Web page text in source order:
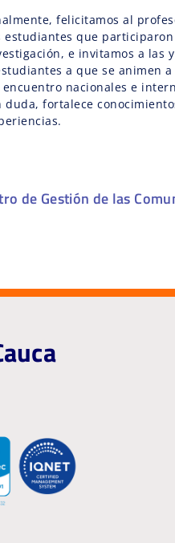
felicitamos al
estudiantes que
e invitamos a las
a que se animen
encuentro nacionales e
duda, fortalece
de Gestión de las